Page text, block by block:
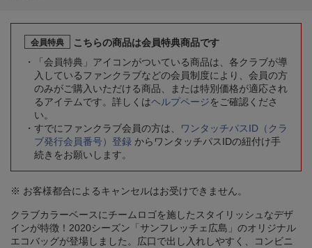
会員特典
こちらの商品は会員特典商品です
「会員特典」アイコンがついている商品は、各クラブが導
入しているファンクラブなどの会員制度により、会員の方
のみがご購入いただける商品、または特別価格が適応され
るアイテムです。詳しくはヘルプページをご確認くださ
い。
すでにファンクラブ会員の方は、
ワンタッチパスID（クラ
ブ発行会員番号）登録 からワンタッチパスIDの紐付け手
続きをお願いします。
※ お客様都合によるキャンセルはお受けできません。
クラブカラーベースにチームロゴを施したスタイリッシュなデザ
インが特徴！2020シーズン「サンフレッチェ広島」のオリジナル
エコバッグが登場しました。広口で出し入れしやすく、コンビニ